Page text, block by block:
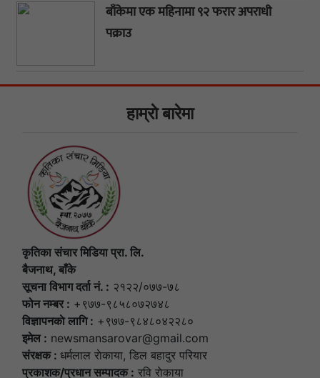
बाँकेमा एक महिनामा ९२ फरार अपराधी
पक्राउ
हाम्राे बारेमा
कृतिका संचार मिडिया प्रा. लि.
बैजनाथ, बाँके
सूचना विभाग दर्ता नं. : २१२२/०७७-७८
फोन नम्बर : +९७७-९८५८०७२७४८
विज्ञापनकाे लागि : +९७७-९८४८०४२२८०
इमेल : newsmansarovar@gmail.com
संरक्षक : धर्मलाल राेकाया, डिल बहादुर परियार
प्रकाशक/प्रधान सम्पादक : रवि राेकाया